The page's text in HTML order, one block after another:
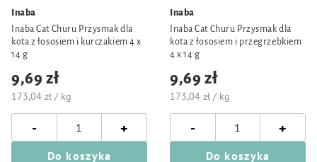
Inaba
Inaba Cat Churu Przysmak dla
kota z łososiem i kurczakiem 4 x
14 g
9,69 zł
173,04 zł / kg
- +
Do koszyka
Inaba
Inaba Cat Churu Przysmak dla
kota z łososiem i przegrzebkiem
4 x 14 g
9,69 zł
173,04 zł / kg
- +
Do koszyka